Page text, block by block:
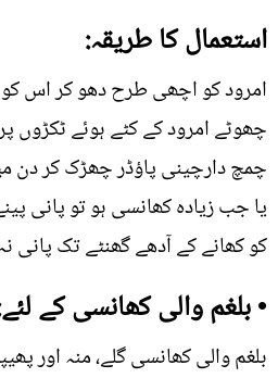
استعمال کا طریقہ:
امرود کو اچھی طرح دھو کر اس کو
چھوٹے امرود کے کٹے ہوئے ٹکڑوں
چمچ دارچینی پاؤڈر چھڑک کر دن
یا جب زیادہ کھانسی ہو تو پانی
کو کھانے کے آدھے گھنٹے تک پانی
• بلغم والی کھانسی کے
بلغم والی کھانسی گلے، منہ اور